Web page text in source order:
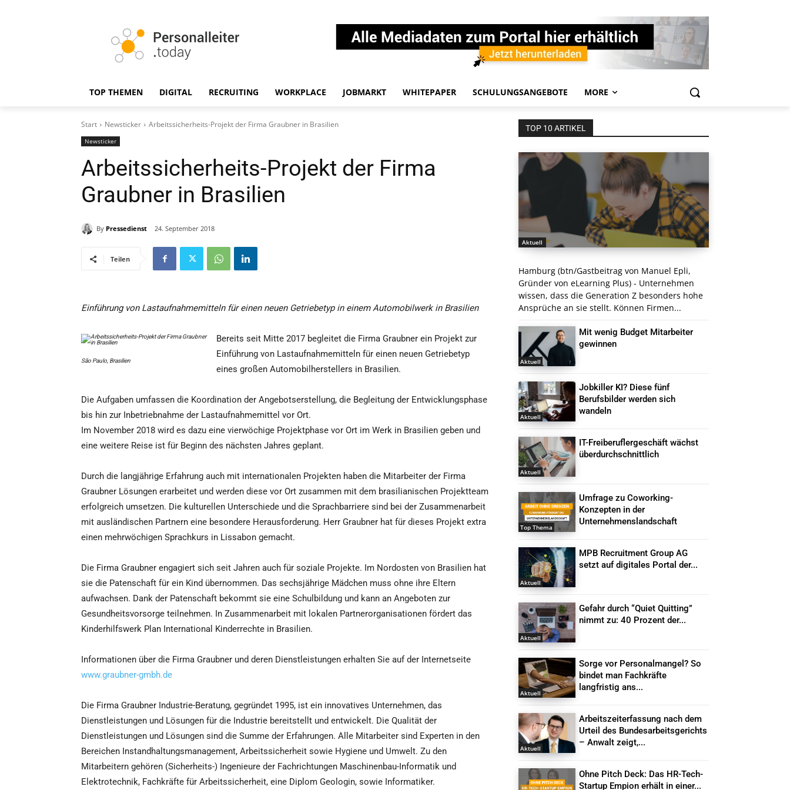
TOP THEMEN DIGITAL RECRUITING WORKPLACE JOBMARKT WHITEPAPER SCHULUNGSANGEBOTE MORE
Start Newsticker Arbeitssicherheits-Projekt der Firma Graubner in Brasilien
Newsticker
Arbeitssicherheits-Projekt der Firma
Graubner in Brasilien
By Pressedienst 24. September 2018
Teilen
Einführung von Lastaufnahmemitteln für einen neuen Getriebetyp in einem Automobilwerk in Brasilien
São Paulo, Brasilien
Bereits seit Mitte 2017 begleitet die Firma Graubner ein Projekt zur
Einführung von Lastaufnahmemitteln für einen neuen Getriebetyp
eines großen Automobilherstellers in Brasilien.
Die Aufgaben umfassen die Koordination der Angebotserstellung, die Begleitung der Entwicklungsphase
bis hin zur Inbetriebnahme der Lastaufnahmemittel vor Ort.
Im November 2018 wird es dazu eine vierwöchige Projektphase vor Ort im Werk in Brasilien geben und
eine weitere Reise ist für Beginn des nächsten Jahres geplant.
Durch die langjährige Erfahrung auch mit internationalen Projekten haben die Mitarbeiter der Firma
Graubner Lösungen erarbeitet und werden diese vor Ort zusammen mit dem brasilianischen Projektteam
erfolgreich umsetzen. Die kulturellen Unterschiede und die Sprachbarriere sind bei der Zusammenarbeit
mit ausländischen Partnern eine besondere Herausforderung. Herr Graubner hat für dieses Projekt extra
einen mehrwöchigen Sprachkurs in Lissabon gemacht.
Die Firma Graubner engagiert sich seit Jahren auch für soziale Projekte. Im Nordosten von Brasilien hat
sie die Patenschaft für ein Kind übernommen. Das sechsjährige Mädchen muss ohne ihre Eltern
aufwachsen. Dank der Patenschaft bekommt sie eine Schulbildung und kann an Angeboten zur
Gesundheitsvorsorge teilnehmen. In Zusammenarbeit mit lokalen Partnerorganisationen fördert das
Kinderhilfswerk Plan International Kinderrechte in Brasilien.
Informationen über die Firma Graubner und deren Dienstleistungen erhalten Sie auf der Internetseite
www.graubner-gmbh.de
Die Firma Graubner Industrie-Beratung, gegründet 1995, ist ein innovatives Unternehmen, das
Dienstleistungen und Lösungen für die Industrie bereitstellt und entwickelt. Die Qualität der
Dienstleistungen und Lösungen sind die Summe der Erfahrungen. Alle Mitarbeiter sind Experten in den
Bereichen Instandhaltungsmanagement, Arbeitssicherheit sowie Hygiene und Umwelt. Zu den
Mitarbeitern gehören (Sicherheits-) Ingenieure der Fachrichtungen Maschinenbau-Informatik und
Elektrotechnik, Fachkräfte für Arbeitssicherheit, eine Diplom Geologin, sowie Informatiker.
TOP 10 ARTIKEL
Aktuell
Hamburg (btn/Gastbeitrag von Manuel Epli,
Gründer von eLearning Plus) - Unternehmen
wissen, dass die Generation Z besonders hohe
Ansprüche an sie stellt. Können Firmen...
Aktuell
Mit wenig Budget Mitarbeiter
gewinnen
Aktuell
Jobkiller KI? Diese fünf
Berufsbilder werden sich
wandeln
Aktuell
IT-Freiberuflergeschäft wächst
überdurchschnittlich
Top Thema
Umfrage zu Coworking-
Konzepten in der
Unternehmenslandschaft
Aktuell
MPB Recruitment Group AG
setzt auf digitales Portal der...
Aktuell
Gefahr durch “Quiet Quitting”
nimmt zu: 40 Prozent der...
Aktuell
Sorge vor Personalmangel? So
bindet man Fachkräfte
langfristig ans...
Aktuell
Arbeitszeiterfassung nach dem
Urteil des Bundesarbeitsgerichts
– Anwalt zeigt,...
Ohne Pitch Deck: Das HR-Tech-
Startup Empion erhält in einer...